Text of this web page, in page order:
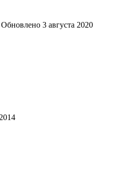
Обновлено 3 августа 2020